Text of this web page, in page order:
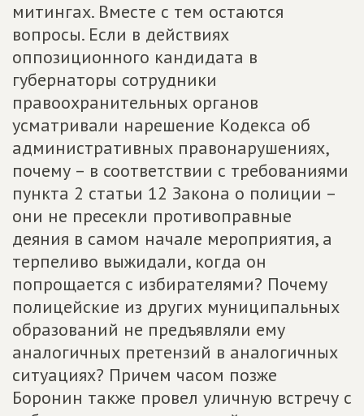
митингах. Вместе с тем остаются
вопросы. Если в действиях
оппозиционного кандидата в
губернаторы сотрудники
правоохранительных органов
усматривали нарeшение Кодекса об
административных правонарушениях,
почему – в соответствии с требованиями
пункта 2 статьи 12 Закона о полиции –
они не пресекли противоправные
деяния в самом начале мероприятия, а
терпеливо выжидали, когда он
попрощается с избирателями? Почему
полицейские из других муниципальных
образований не предъявляли ему
аналогичных претензий в аналогичных
ситуациях? Причем часом позже
Боронин также провел уличную встречу с